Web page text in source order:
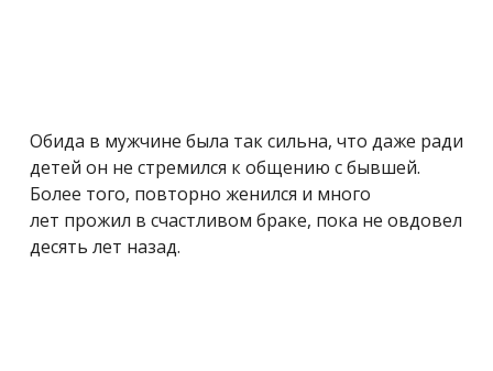
Обида в мужчине была так сильна, что даже ради
детей он не стремился к общению с бывшей.
Более того, повторно женился и много
лет прожил в счастливом браке, пока не овдовел
десять лет назад.